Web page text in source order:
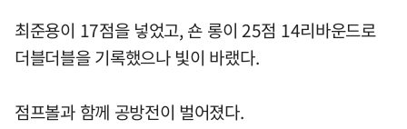
최준용이 17점을 넣었고, 숀 롱이 25점 14리바운드로
더블더블을 기록했으나 빛이 바랬다.
점프볼과 함께 공방전이 벌어졌다.